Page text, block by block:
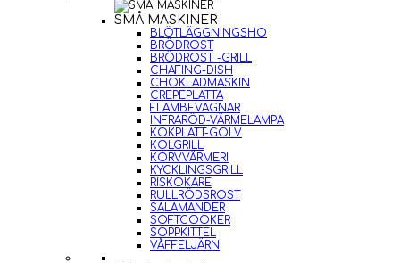
SMÅ MASKINER
BLÖTLÄGGNINGSHO
BRÖDROST
BRÖDROST -GRILL
CHAFING-DISH
CHOKLADMASKIN
CREPEPLATTA
FLAMBEVAGNAR
INFRARÖD-VÄRMELAMPA
KOKPLATT-GOLV
KOLGRILL
KORVVÄRMERI
KYCKLINGSGRILL
RISKOKARE
RULLRÖDSROST
SALAMANDER
SOFTCOOKER
SOPPKITTEL
VÅFFELJÄRN